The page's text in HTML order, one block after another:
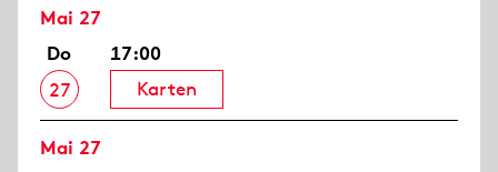
Mai 27
Do
27
17:00
Karten
Mai 27